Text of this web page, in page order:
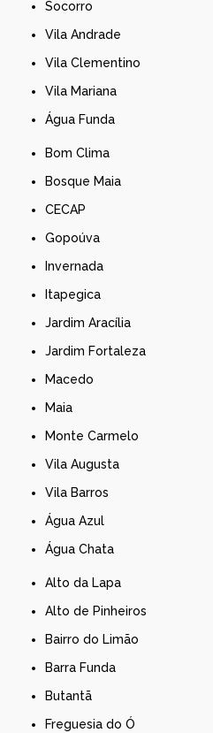
Socorro
Vila Andrade
Vila Clementino
Vila Mariana
Água Funda
Bom Clima
Bosque Maia
CECAP
Gopoúva
Invernada
Itapegica
Jardim Aracília
Jardim Fortaleza
Macedo
Maia
Monte Carmelo
Vila Augusta
Vila Barros
Água Azul
Água Chata
Alto da Lapa
Alto de Pinheiros
Bairro do Limão
Barra Funda
Butantã
Freguesia do Ó